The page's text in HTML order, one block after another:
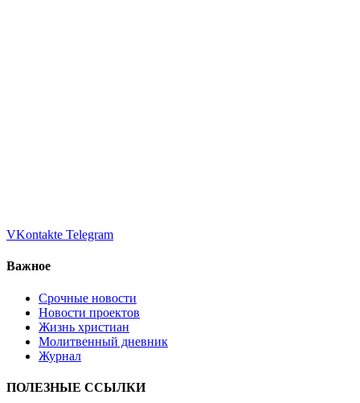
VKontakte Telegram
Важное
Срочные новости
Новости проектов
Жизнь христиан
Молитвенный дневник
Журнал
ПОЛЕЗНЫЕ ССЫЛКИ